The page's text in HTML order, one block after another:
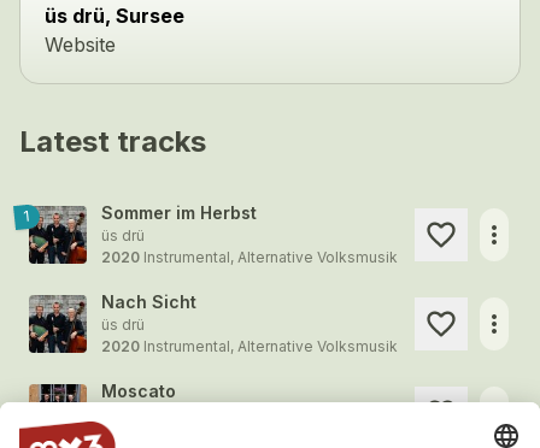
üs drü, Sursee
Website
Latest tracks
1 Sommer im Herbst
üs drü
2020 Instrumental, Alternative Volksmusik
more_horiz
Nach Sicht
üs drü
2020 Instrumental, Alternative Volksmusik
more_horiz
Moscato
2020